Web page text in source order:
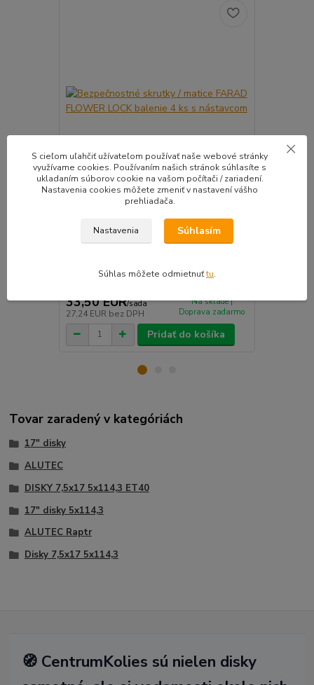
FLOWER LOCK balenie 4 ks s nástavcom
Kvalitné bezpečnostné skrutky / matice (
33,50 EUR/sada
27,24 EUR bez DPH
Na sklade |
Doprava zadarmo
Pridať do košíka
39,90
Tovar zaradený v kategóriách
17" disky
ALUTEC
DISKY 7,5x17 5x114,3 ET40
17" disky 5x114,3
ALUTEC Raptr
Disky 7,5x17 5x114,3
🧭 CentrumKolies sú nielen disky
S cieľom uľahčiť užívateľom používať naše webové stránky
využívame cookies. Používaním našich stránok súhlasíte s
ukladaním súborov cookie na vašom počítači / zariadení.
Nastavenia cookies môžete zmeniť v nastavení vášho
prehliadača.
Nastavenia Súhlasím
Súhlas môžete odmietnuťtu.